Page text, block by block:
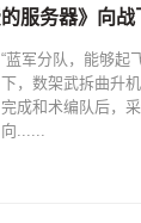
“蓝军分队，能够起
下，数架武拆曲升
完成和术编队后，
向......